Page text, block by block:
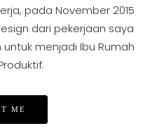
pada November 2015
dari pekerjaan saya
menjadi Ibu Rumah
ME